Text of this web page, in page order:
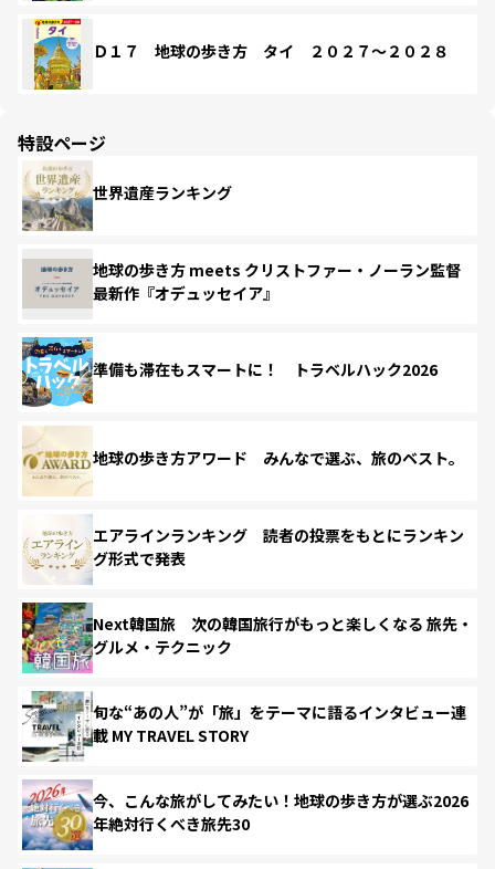
Ｄ１７ 地球の歩き方 タイ ２０２７～２０２８
特設ページ
世界遺産ランキング
地球の歩き方 meets クリストファー・ノーラン監督
最新作『オデュッセイア』
準備も滞在もスマートに！ トラベルハック2026
地球の歩き方アワード みんなで選ぶ、旅のベスト。
エアラインランキング 読者の投票をもとにランキン
グ形式で発表
Next韓国旅 次の韓国旅行がもっと楽しくなる 旅先・
グルメ・テクニック
旬な“あの人”が「旅」をテーマに語るインタビュー連
載 MY TRAVEL STORY
今、こんな旅がしてみたい！地球の歩き方が選ぶ2026
年絶対行くべき旅先30